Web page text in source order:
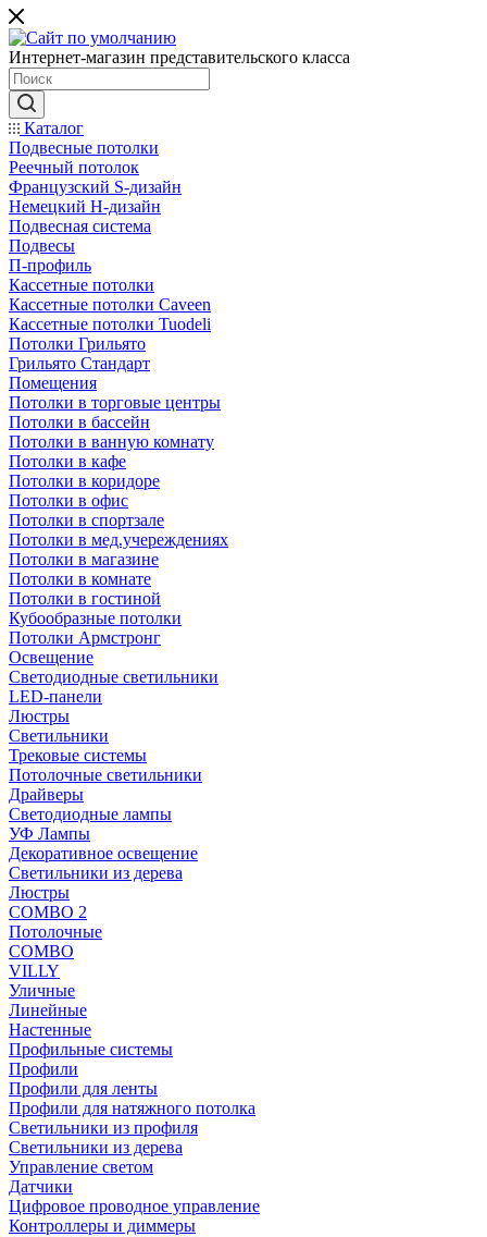
Интернет-магазин представительского класса
Каталог
Подвесные потолки
Реечный потолок
Французский S-дизайн
Немецкий H-дизайн
Подвесная система
Подвесы
П-профиль
Кассетные потолки
Кассетные потолки Caveen
Кассетные потолки Tuodeli
Потолки Грильято
Грильято Стандарт
Помещения
Потолки в торговые центры
Потолки в бассейн
Потолки в ванную комнату
Потолки в кафе
Потолки в коридоре
Потолки в офис
Потолки в спортзале
Потолки в мед.учереждениях
Потолки в магазине
Потолки в комнате
Потолки в гостиной
Кубообразные потолки
Потолки Армстронг
Освещение
Светодиодные светильники
LED-панели
Люстры
Светильники
Трековые системы
Потолочные светильники
Драйверы
Светодиодные лампы
УФ Лампы
Декоративное освещение
Светильники из дерева
Люстры
COMBO 2
Потолочные
COMBO
VILLY
Уличные
Линейные
Настенные
Профильные системы
Профили
Профили для ленты
Профили для натяжного потолка
Светильники из профиля
Светильники из дерева
Управление светом
Датчики
Цифровое проводное управление
Контроллеры и диммеры